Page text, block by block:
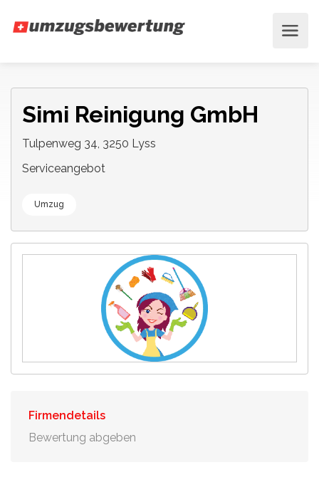
Simi Reinigung GmbH
Tulpenweg 34, 3250 Lyss
Serviceangebot
Umzug
Firmendetails
Bewertung abgeben